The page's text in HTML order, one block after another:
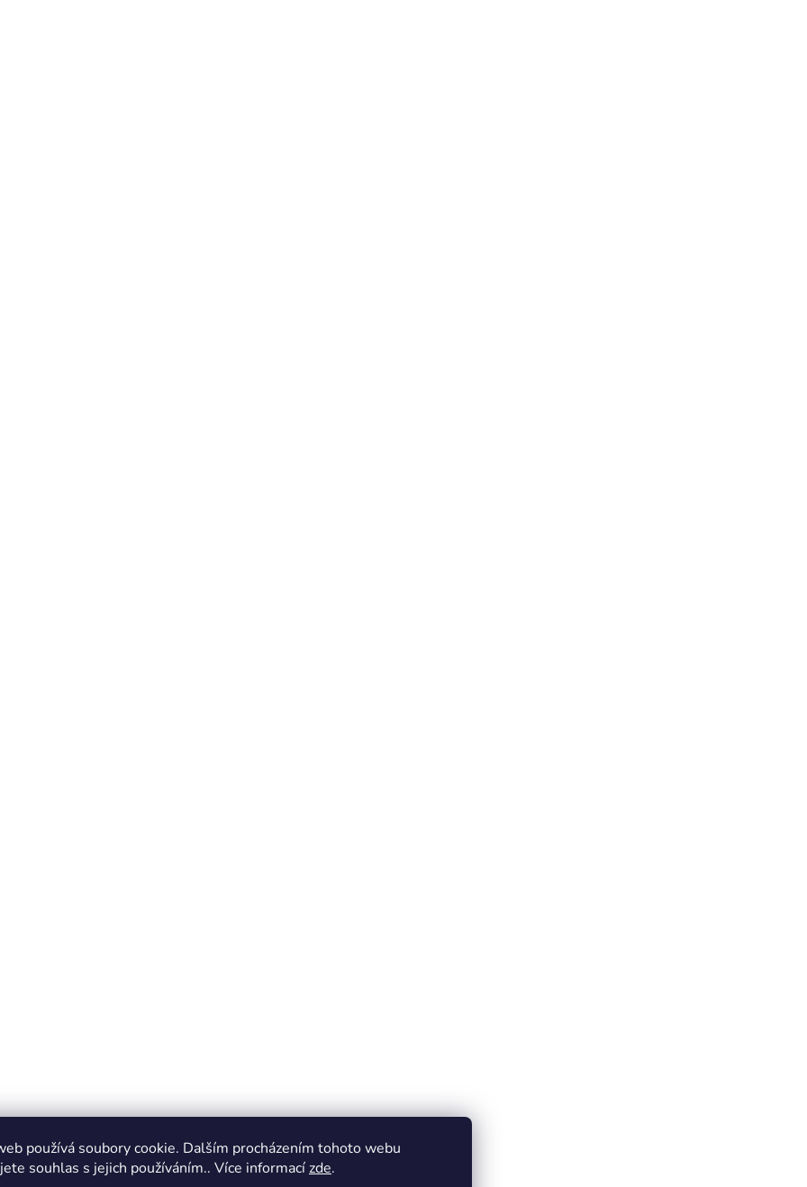
používá soubory cookie. Dalším procházením tohoto webu
souhlas s jejich používáním.. Více informacízde.